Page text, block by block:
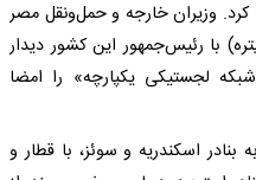
کرد. وزیران خارجه و حمل‌ونقل مصر
با رئیس‌جمهور این کشور دیدار
لجستیکی یکپارچه» را امضا
بنادر اسکندریه و سوئز، با قطار و